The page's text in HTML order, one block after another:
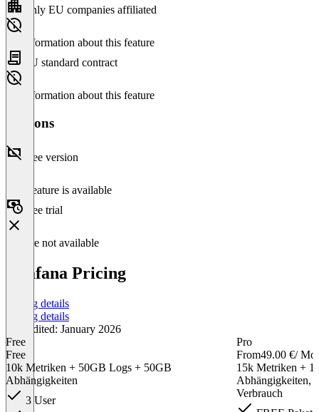
Only EU companies affiliated
No information about this feature
EU standard contract
No information about this feature
Versions
Free version
This feature is available
Free trial
Feature not available
Grafana Pricing
Pricing details
Pricing details
Last edited: January 2026
Free
Free
10k Metriken + 50GB Logs + 50GB
Abhängigkeiten
3 User
Pro
From49.00 €/
15k Metriken +
Abhängigkeiten,
Verbrauch